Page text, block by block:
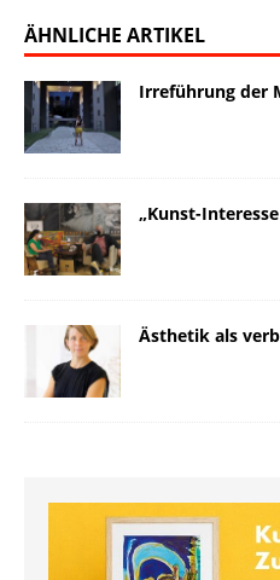
ÄHNLICHE ARTIKEL
Irreführung der
„Kunst-
Ästhetik als